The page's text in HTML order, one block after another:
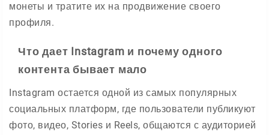
монеты и тратите их на продвижение своего
профиля.
Что дает Instagram и почему одного
контента бывает мало
Instagram остается одной из самых популярных
социальных платформ, где пользователи публикуют
фото, видео, Stories и Reels, общаются с аудиторией